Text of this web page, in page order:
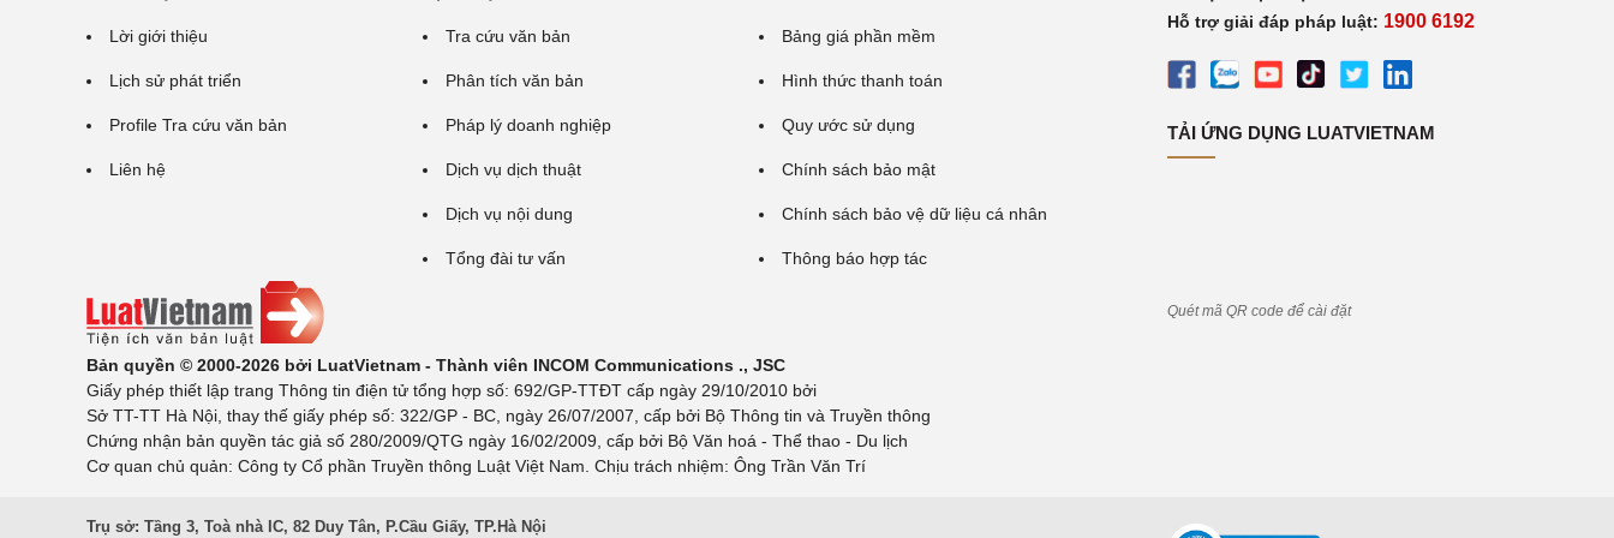
Lời giới thiệu
Lịch sử phát triển
Profile Tra cứu văn bản
Liên hệ
Tra cứu văn bản
Phân tích văn bản
Pháp lý doanh nghiệp
Dịch vụ dịch thuật
Dịch vụ nội dung
Tổng đài tư vấn
Bảng giá phần mềm
Hình thức thanh toán
Quy ước sử dụng
Chính sách bảo mật
Chính sách bảo vệ dữ liệu cá nhân
Thông báo hợp tác
Bản quyền © 2000-2026 bởi LuatVietnam - Thành viên INCOM Communications ., JSC
Giấy phép thiết lập trang Thông tin điện tử tổng hợp số: 692/GP-TTĐT cấp ngày 29/10/2010 bởi
Sở TT-TT Hà Nội, thay thế giấy phép số: 322/GP - BC, ngày 26/07/2007, cấp bởi Bộ Thông tin và Truyền thông
Chứng nhận bản quyền tác giả số 280/2009/QTG ngày 16/02/2009, cấp bởi Bộ Văn hoá - Thể thao - Du lịch
Cơ quan chủ quản: Công ty Cổ phần Truyền thông Luật Việt Nam. Chịu trách nhiệm: Ông Trần Văn Trí
Hỗ trợ giải đáp pháp luật: 1900 6192
TẢI ỨNG DỤNG LUATVIETNAM
Quét mã QR code để cài đặt
Trụ sở: Tầng 3, Toà nhà IC, 82 Duy Tân, P.Cầu Giấy, TP.Hà Nội